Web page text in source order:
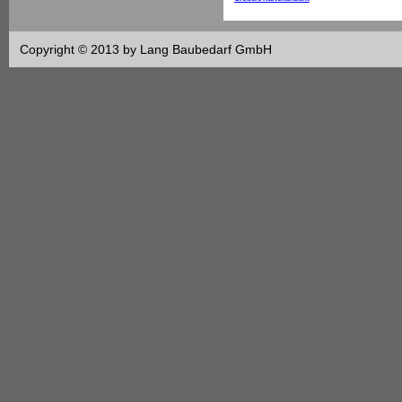
Copyright © 2013 by Lang Baubedarf GmbH